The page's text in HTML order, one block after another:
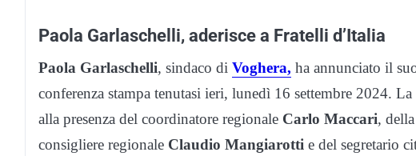
Paola Garlaschelli, aderisce a Fratelli d’Italia
Paola Garlaschelli, sindaco di Voghera, ha annunciato il
conferenza stampa tenutasi ieri, lunedì 16 settembre 2024.
alla presenza del coordinatore regionale Carlo Maccari,
consigliere regionale Claudio Mangiarotti e del segretario